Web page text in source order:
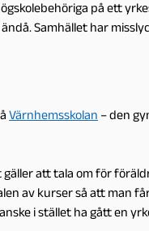
på ett
Samhället har
Värnhemsskolan – den
gäller att tala om för
av kurser så att man
i stället ha gått en